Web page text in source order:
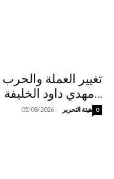
تغيير العملة
…مهدي داود الخليفة
هيئة التحرير -
05/08/2026 0